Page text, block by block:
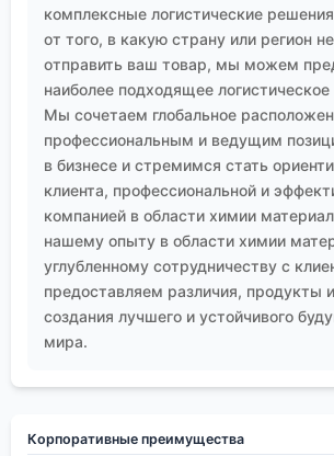
комплексные логистические
от того, в какую страну или регион
отправить ваш товар, мы можем
наиболее подходящее
Мы сочетаем глобальное
профессиональным и ведущим
в бизнесе и стремимся стать
клиента, профессиональной и
компанией в области химии
нашему опыту в области химии
углубленному сотрудничеству с
предоставляем различия, продукты
создания лучшего и устойчивого
мира.
Корпоративные преимущества